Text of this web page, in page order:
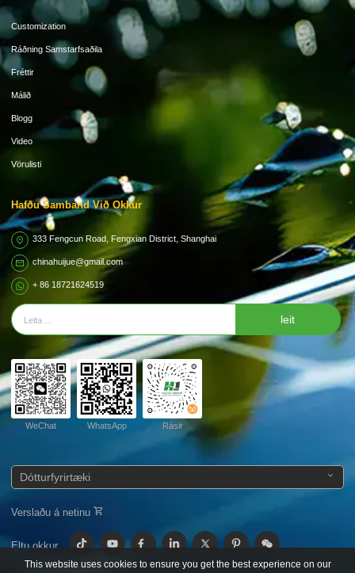
Customization
Ráðning Samstarfsaðila
Fréttir
Málið
Blogg
Video
Vörulisti
Hafðu Samband Við Okkur
333 Fengcun Road, Fengxian District, Shanghai
chinahuijue@gmail.com
+ 86 18721624519
leit
WeChat WhatsApp Rásir
Dótturfyrirtæki
Verslaðu á netinu
Eltu okkur
This website uses cookies to ensure you get the best experience on our